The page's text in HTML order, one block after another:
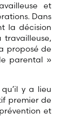
et
Dans
la décision
proposé de
parental »
y a lieu
premier de
et